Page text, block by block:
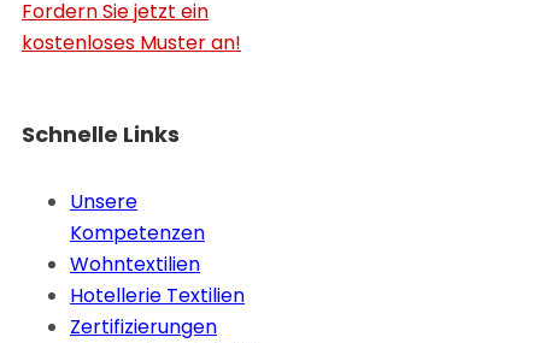
Fordern Sie jetzt ein
kostenloses Muster an!
Schnelle Links
Unsere
Kompetenzen
Wohntextilien
Hotellerie Textilien
Zertifizierungen